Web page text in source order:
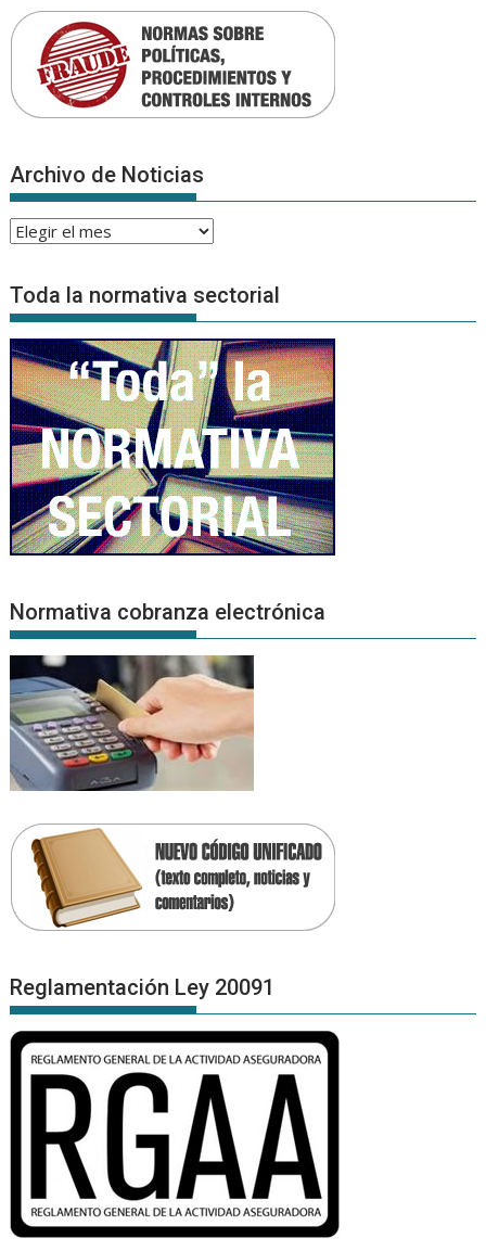
Archivo de Noticias
Archivo
Noticias
Toda la normativa sectorial
Normativa cobranza electrónica
Reglamentación Ley 20091